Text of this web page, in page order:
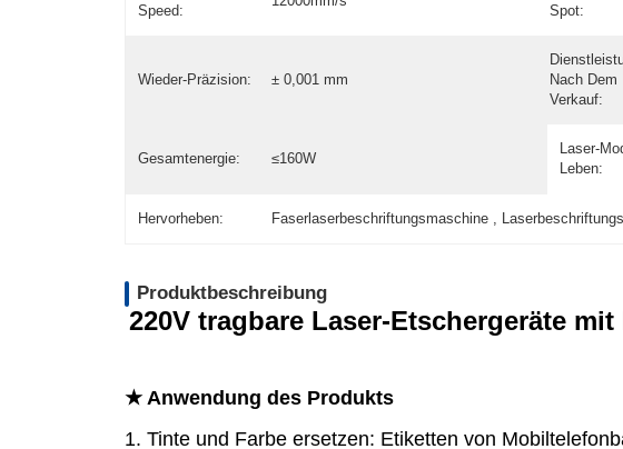
Speed:
Spot:
Wieder-Präzision: ± 0,001 mm
Nach Dem
Verkauf:
Gesamtenergie: ≤160W
Laser-
Leben:
Hervorheben: Faserlaserbeschriftungsmaschine ,
Produktbeschreibung
220V tragbare Laser-Etschergeräte
★ Anwendung des Produkts
1. Tinte und Farbe ersetzen: Etiketten von